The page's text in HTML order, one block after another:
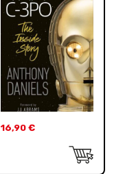
16,90 €